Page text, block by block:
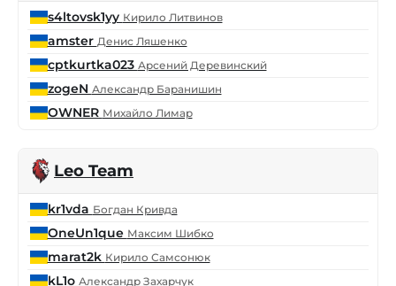
s4ltovsk1yy Кирило Литвинов
amster Денис Ляшенко
cptkurtka023 Арсений Деревинский
zogeN Александр Баранишин
OWNER Михайло Лимар
Leo Team
kr1vda Богдан Кривда
OneUn1que Максим Шибко
marat2k Кирило Самсонюк
kL1o Александр Захарчук